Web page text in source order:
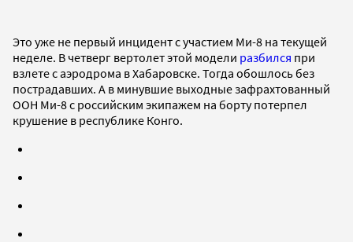
Это уже не первый инцидент с участием Ми-8 на текущей
неделе. В четверг вертолет этой модели разбился при
взлете с аэродрома в Хабаровске. Тогда обошлось без
пострадавших. А в минувшие выходные зафрахтованный
ООН Ми-8 с российским экипажем на борту потерпел
крушение в республике Конго.